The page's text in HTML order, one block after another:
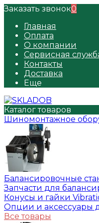
Заказать звонок0
Главная
Оплата
О компании
Сервисная
Контакты
Доставка
Еще
Каталог товаров
Шиномонтажное
Балансировочные
Запчасти для
Конусы и гайки
Опции и аксессуары
Все товары